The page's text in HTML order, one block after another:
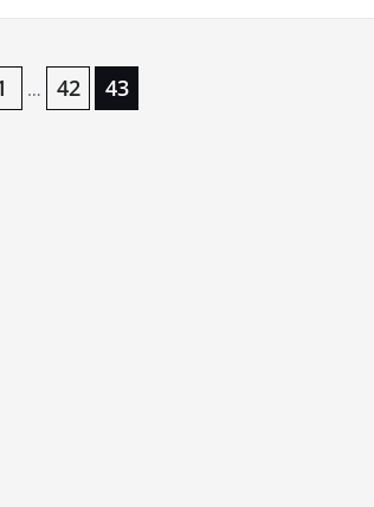
… 42 43